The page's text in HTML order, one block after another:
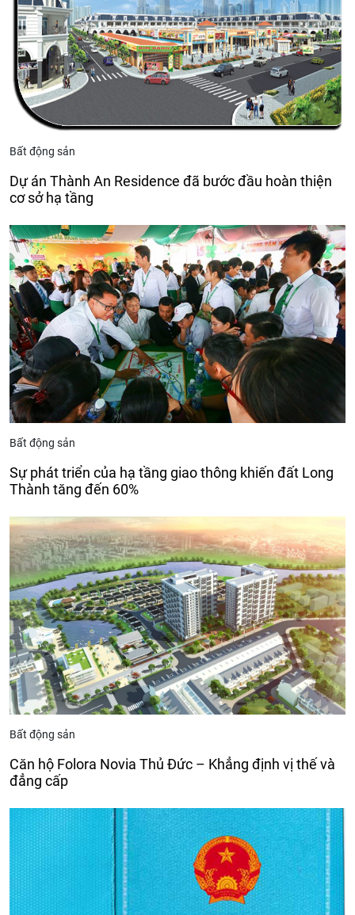
Bất động sản
Dự án Thành An Residence đã bước đầu hoàn thiện
cơ sở hạ tầng
Bất động sản
Sự phát triển của hạ tầng giao thông khiến đất Long
Thành tăng đến 60%
Bất động sản
Căn hộ Folora Novia Thủ Đức – Khẳng định vị thế và
đẳng cấp